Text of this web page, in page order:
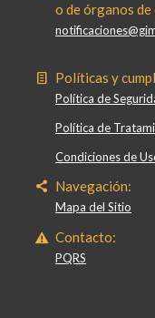
o de órganos
Políticas y
Política de
Política de
Condiciones de
Navegación:
Mapa del Sitio
Contacto:
PQRS